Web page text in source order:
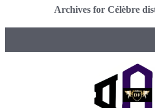
Archives for Célèbre